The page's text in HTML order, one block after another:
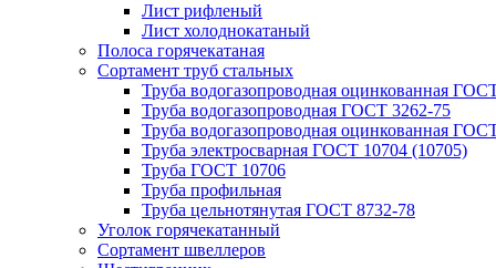
Лист рифленый
Лист холоднокатаный
Полоса горячекатаная
Сортамент труб стальных
Труба водогазопроводная оцинкованная
Труба водогазопроводная ГОСТ 3262-75
Труба водогазопроводная оцинкованная
Труба электросварная ГОСТ 10704 (10705)
Труба ГОСТ 10706
Труба профильная
Труба цельнотянутая ГОСТ 8732-78
Уголок горячекатанный
Сортамент швеллеров